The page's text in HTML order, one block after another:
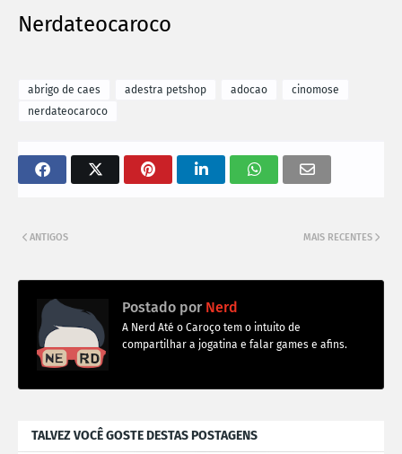
Nerdateocaroco
abrigo de caes adestra petshop adocao
cinomose
nerdateocaroco
MAIS RECENTES
ANTIGOS
Postado por Nerd
A Nerd Até o Caroço tem o intuito de
compartilhar a jogatina e falar games e afins.
TALVEZ VOCÊ GOSTE DESTAS POSTAGENS